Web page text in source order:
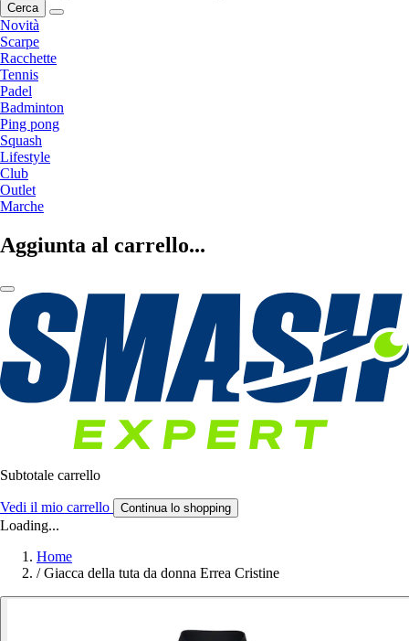
Cerca
Novità
Scarpe
Racchette
Tennis
Padel
Badminton
Ping pong
Squash
Lifestyle
Club
Outlet
Marche
Aggiunta al carrello...
Subtotale carrello
Vedi il mio carrello Continua lo shopping
Loading...
Home
/ Giacca della tuta da donna Errea Cristine